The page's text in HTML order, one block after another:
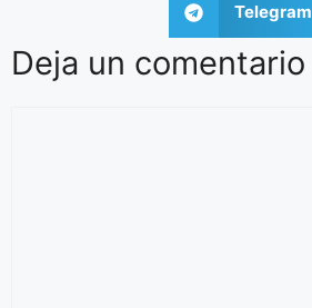
Telegram
Deja un comentario